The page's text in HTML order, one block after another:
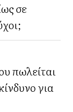
σε
πωλείται
για